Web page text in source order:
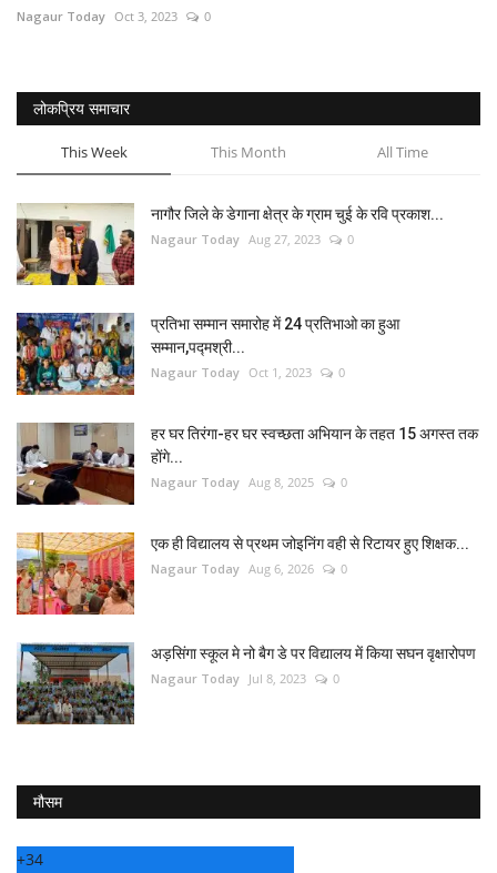
खबर हटके
ईपेपर
हमारे बारे में
संपर्क करें
राजनीति
Nagaur Today Oct 3, 2023 0
लोकप्रिय समाचार
This Week This Month All Time
नागौर जिले के डेगाना क्षेत्र के ग्राम चुई के रवि प्रकाश...
Nagaur Today Aug 27, 2023 0
प्रतिभा सम्मान समारोह में 24 प्रतिभाओ का हुआ
सम्मान,पद्मश्री...
Nagaur Today Oct 1, 2023 0
हर घर तिरंगा-हर घर स्वच्छता अभियान के तहत 15 अगस्त तक
होंगे...
Nagaur Today Aug 8, 2025 0
एक ही विद्यालय से प्रथम जोइनिंग वही से रिटायर हुए शिक्षक...
Nagaur Today Aug 6, 2026 0
अड़सिंगा स्कूल मे नो बैग डे पर विद्यालय में किया सघन वृक्षारोपण
Nagaur Today Jul 8, 2023 0
मौसम
+34